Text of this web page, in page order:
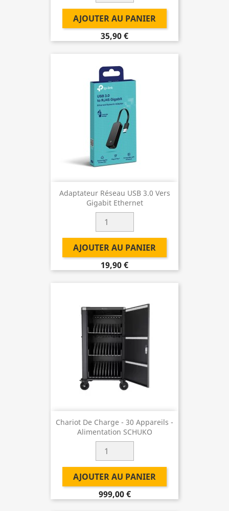
AJOUTER AU PANIER
35,90 €
Adaptateur Réseau USB 3.0 Vers
Gigabit Ethernet
AJOUTER AU PANIER
19,90 €
Chariot De Charge - 30 Appareils -
Alimentation SCHUKO
AJOUTER AU PANIER
999,00 €